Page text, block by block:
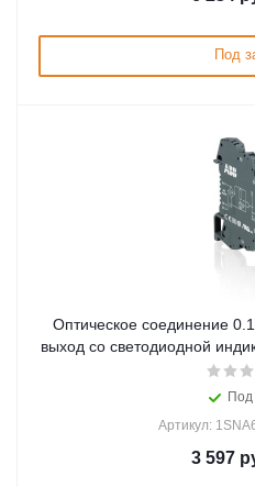
Под
Оптическое соединение
выход со светодиодной
Под
Артикул:
3 597